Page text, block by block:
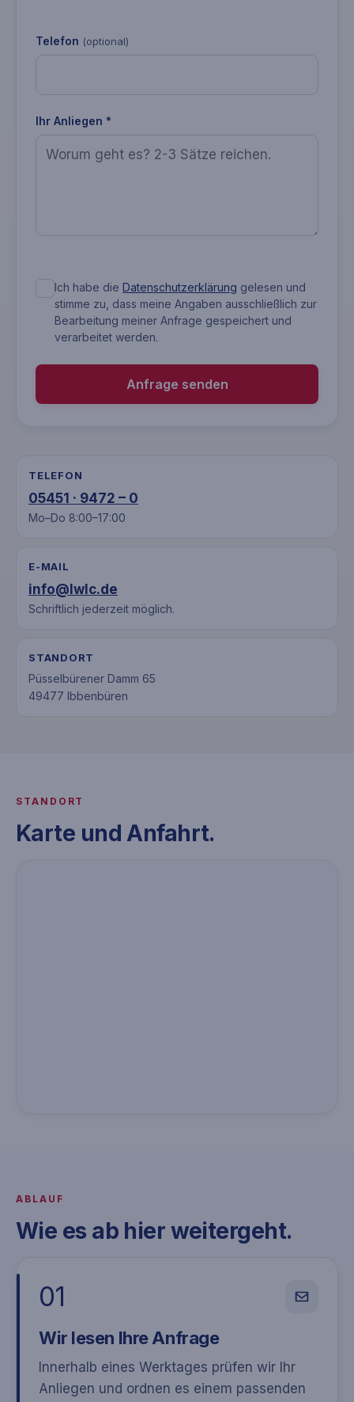
TELEFON
05451 · 9472 – 0
Mo–Do 8:00–17:00
E-MAIL
info@lwlc.de
Schriftlich jederzeit möglich.
STANDORT
Püsselbürener Damm 65
49477 Ibbenbüren
Telefon (optional)
Ihr Anliegen *
Ich habe die Datenschutzerklärung gelesen und
stimme zu, dass meine Angaben ausschließlich zur
Bearbeitung meiner Anfrage gespeichert und
verarbeitet werden.
Anfrage senden
STANDORT
Karte und Anfahrt.
Mit dem Klick wird die eingebettete
OpenStreetMap-Karte nachgeladen.
aktiven Freigabe deaktiviert.
Karte laden
ABLAUF
Wie es ab hier weitergeht.
01
Wir lesen Ihre Anfrage
Innerhalb eines Werktages prüfen wir Ihr
Anliegen und ordnen es einem passenden